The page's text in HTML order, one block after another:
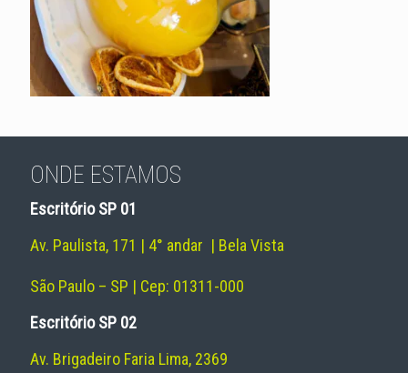
ONDE ESTAMOS
Escritório SP 01
Av. Paulista, 171 | 4° andar | Bela Vista
São Paulo – SP | Cep: 01311-000
Escritório SP 02
Av. Brigadeiro Faria Lima, 2369